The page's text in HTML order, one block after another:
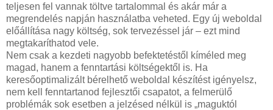
teljesen fel vannak töltve tartalommal és akár már a
megrendelés napján használatba veheted. Egy új weboldal
előállítása nagy költség, sok tervezéssel jár – ezt mind
megtakaríthatod vele.
Nem csak a kezdeti nagyobb befektetéstől kíméled meg
magad, hanem a fenntartási költségektől is. Ha
keresőoptimalizált bérelhető weboldal készítést igényelsz,
nem kell fenntartanod fejlesztői csapatot, a felmerülő
problémák sok esetben a jelzésed nélkül is „maguktól